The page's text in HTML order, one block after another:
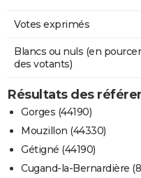
Votes exprimés
Blancs ou nuls (en
des votants)
Résultats des
Gorges (44190)
Mouzillon (44330)
Gétigné (44190)
Cugand-la-Bernardière